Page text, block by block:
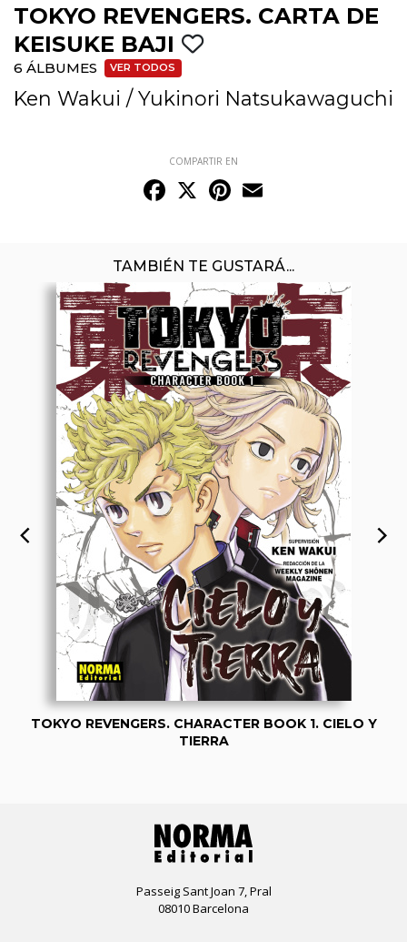
COMPARTIR EN
Facebook
X Pinterest
TOKYO REVENGERS. CARTA DE
KEISUKE BAJI
6 ÁLBUMES VER TODOS
Ken Wakui /Yukinori Natsukawaguchi
TAMBIÉN TE GUSTARÁ...
TOKYO REVENGERS. CHARACTER BOOK 1. CIELO Y
TIERRA
Passeig Sant Joan 7, Pral
08010 Barcelona